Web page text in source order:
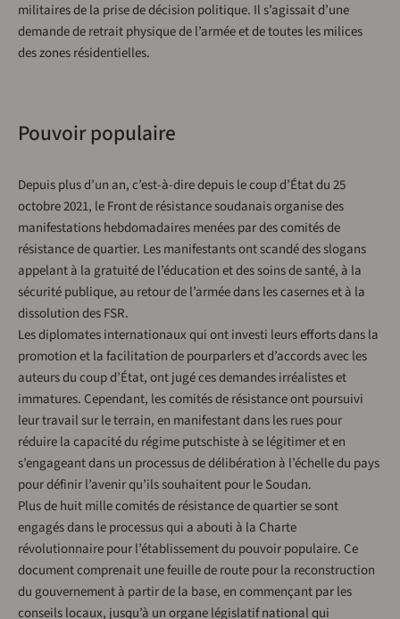
militaires de la prise de décision politique. Il s’agissait d’une
demande de retrait physique de l’armée et de toutes les milices
des zones résidentielles.
Pouvoir populaire
Depuis plus d’un an, c’est-à-dire depuis le coup d’État du 25
octobre 2021, le Front de résistance soudanais organise des
manifestations hebdomadaires menées par des comités de
résistance de quartier. Les manifestants ont scandé des slogans
appelant à la gratuité de l’éducation et des soins de santé, à la
sécurité publique, au retour de l’armée dans les casernes et à la
dissolution des FSR.
Les diplomates internationaux qui ont investi leurs efforts dans la
promotion et la facilitation de pourparlers et d’accords avec les
auteurs du coup d’État, ont jugé ces demandes irréalistes et
immatures. Cependant, les comités de résistance ont poursuivi
leur travail sur le terrain, en manifestant dans les rues pour
réduire la capacité du régime putschiste à se légitimer et en
s’engageant dans un processus de délibération à l’échelle du pays
pour définir l’avenir qu’ils souhaitent pour le Soudan.
Plus de huit mille comités de résistance de quartier se sont
engagés dans le processus qui a abouti à la Charte
révolutionnaire pour l’établissement du pouvoir populaire. Ce
document comprenait une feuille de route pour la reconstruction
du gouvernement à partir de la base, en commençant par les
conseils locaux, jusqu’à un organe législatif national qui